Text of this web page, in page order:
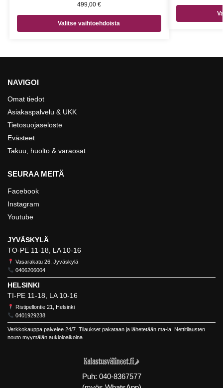
499,00 €
Valitse vaihtoehdoista
NAVIGOI
Omat tiedot
Asiakaspalvelu & UKK
Tietosuojaseloste
Evästeet
Takuu, huolto & varaosat
SEURAA MEITÄ
Facebook
Instagram
Youtube
JYVÄSKYLÄ
TO-PE 11-18, LA 10-16
Vasarakatu 26, Jyväskylä
0406206004
HELSINKI
TI-PE 11-18, LA 10-16
Ristipellontie 21, Helsinki
0401929238
Verkkokauppa palvelee 24/7. Tilaukset pakataan ja lähetetään ma-la. Nettitilausten
nouto myymälän aukioloaikoina.
Puh: 040-8367577